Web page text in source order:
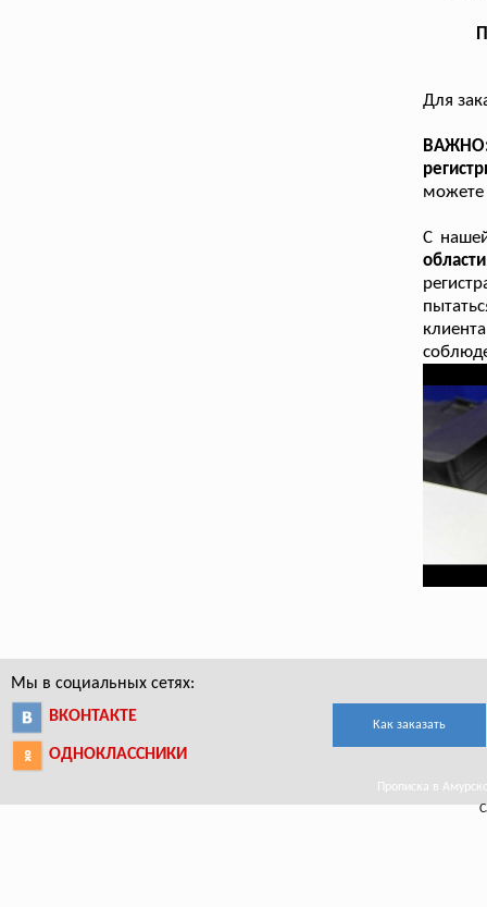
Для
можете
С
области
Мы в социальных сетях:
ВКОНТАКТЕ
ОДНОКЛАССНИКИ
Как заказать
Прописка в